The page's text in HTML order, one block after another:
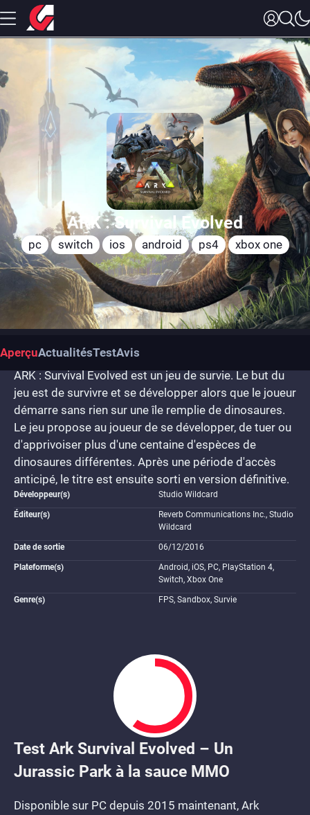
ARK : Survival Evolved
pc switch ios android ps4 xbox one
AperçuActualitésTestAvis
ARK : Survival Evolved est un jeu de survie. Le but du
jeu est de survivre et se développer alors que le joueur
démarre sans rien sur une île remplie de dinosaures.
Le jeu propose au joueur de se développer, de tuer ou
d'apprivoiser plus d'une centaine d'espèces de
dinosaures différentes. Après une période d'accès
anticipé, le titre est ensuite sorti en version définitive.
Développeur(s) Studio Wildcard
Éditeur(s)
Reverb Communications Inc., Studio
Wildcard
Date de sortie 06/12/2016
Plateforme(s)
Android, iOS, PC, PlayStation 4,
Switch, Xbox One
Genre(s) FPS, Sandbox, Survie
6
Test Ark Survival Evolved – Un
Jurassic Park à la sauce MMO
Disponible sur PC depuis 2015 maintenant, Ark